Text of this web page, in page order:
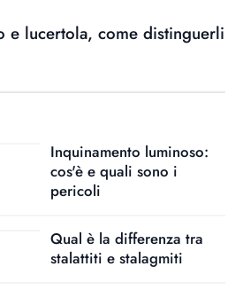
e lucertola, come distinguerli
Inquinamento luminoso:
cos'è e quali sono i
pericoli
Qual è la differenza tra
stalattiti e stalagmiti